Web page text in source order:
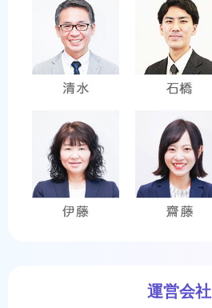
運営会社